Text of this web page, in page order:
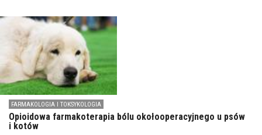
FARMAKOLOGIA I TOKSYKOLOGIA
Opioidowa farmakoterapia bólu okołooperacyjnego u psów
i kotów